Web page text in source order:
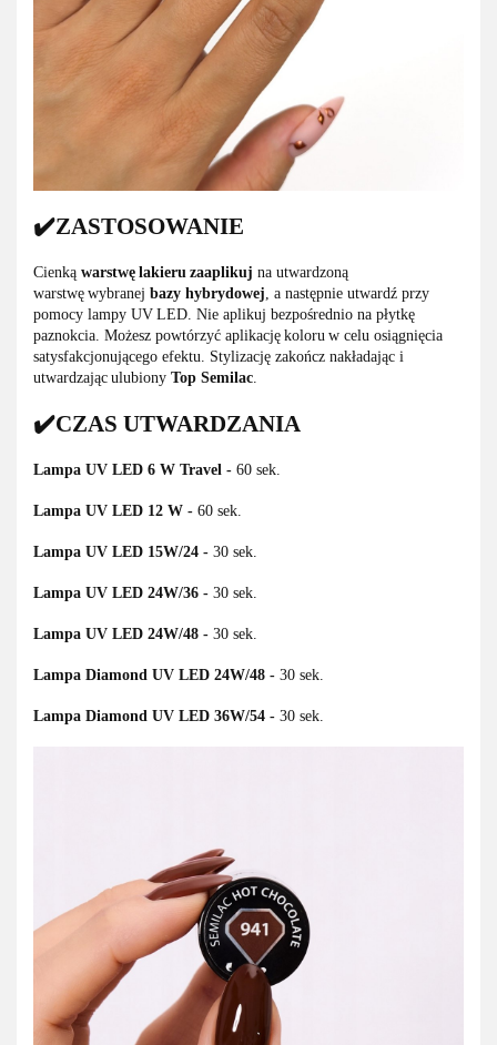
✔️ZASTOSOWANIE
Cienką warstwę lakieru zaaplikuj na utwardzoną
warstwę wybranej bazy hybrydowej, a następnie utwardź przy
pomocy lampy UV LED. Nie aplikuj bezpośrednio na płytkę
paznokcia. Możesz powtórzyć aplikację koloru w celu osiągnięcia
satysfakcjonującego efektu. Stylizację zakończ nakładając i
utwardzając ulubiony Top Semilac.
✔️CZAS UTWARDZANIA
Lampa UV LED 6 W Travel - 60 sek.
Lampa UV LED 12 W - 60 sek.
Lampa UV LED 15W/24 - 30 sek.
Lampa UV LED 24W/36 - 30 sek.
Lampa UV LED 24W/48 - 30 sek.
Lampa Diamond UV LED 24W/48 - 30 sek.
Lampa Diamond UV LED 36W/54 - 30 sek.